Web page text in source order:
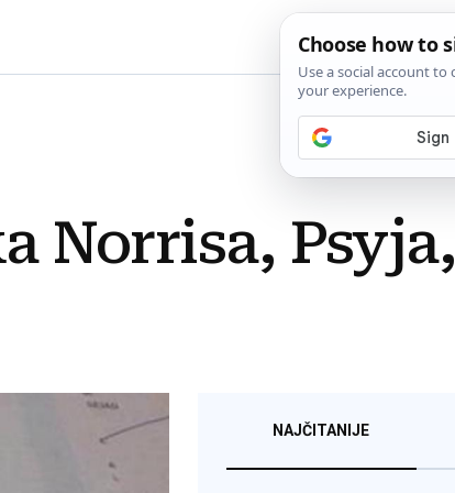
Norrisa, Psyja,
NAJČITANIJE